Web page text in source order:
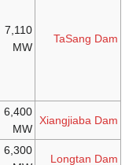
Burma
2007
الصين
26,
2006
الصين 1, 2001